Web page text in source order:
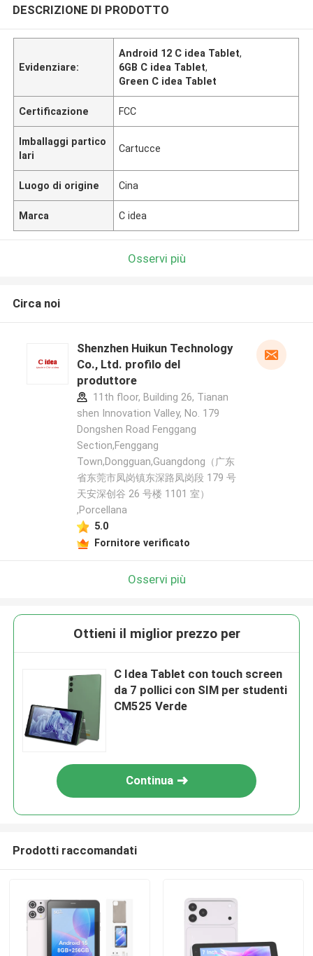
DESCRIZIONE DI PRODOTTO
Evidenziare:
Android 12 C idea Tablet,
6GB C idea Tablet,
Green C idea Tablet
Certificazione FCC
Imballaggi partico
lari
Cartucce
Luogo di origine Cina
Marca C idea
Osservi più
Circa noi
Shenzhen Huikun Technology
Co., Ltd. profilo del
produttore
11th floor, Building 26, Tianan
shen Innovation Valley, No. 179
Dongshen Road Fenggang
Section,Fenggang
Town,Dongguan,Guangdong（广东
省东莞市凤岗镇东深路凤岗段 179 号
天安深创谷 26 号楼 1101 室）
,Porcellana
5.0
Fornitore verificato
Osservi più
Ottieni il miglior prezzo per
C Idea Tablet con touch screen
da 7 pollici con SIM per studenti
CM525 Verde
Continua
Prodotti raccomandati